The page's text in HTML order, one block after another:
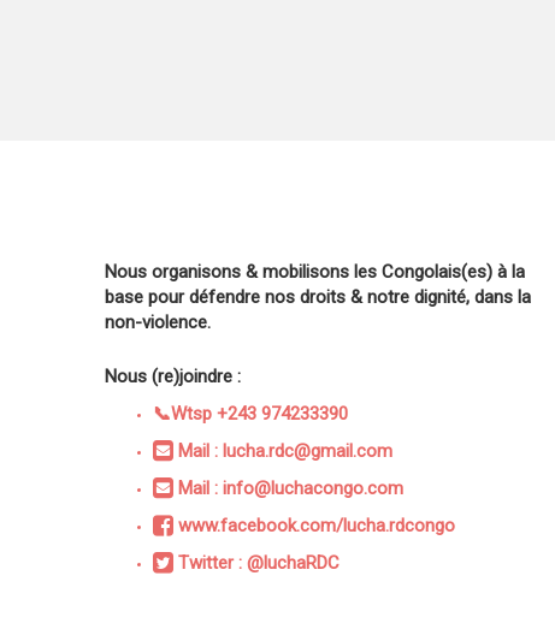
Nous organisons & mobilisons les Congolais(es) à la
base pour défendre nos droits & notre dignité, dans la
non-violence.
Nous (re)joindre :
📞Wtsp +243 974233390
Mail : lucha.rdc@gmail.com
Mail : info@luchacongo.com
www.facebook.com/lucha.rdcongo
Twitter : @luchaRDC